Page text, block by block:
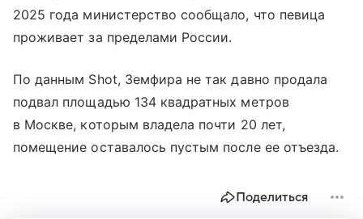
2025 года министерство сообщало, что певица
проживает за пределами России.
По данным Shot, Земфира не так давно продала
подвал площадью 134 квадратных метров
в Москве, которым владела почти 20 лет,
помещение оставалось пустым после ее отъезда.
Поделиться